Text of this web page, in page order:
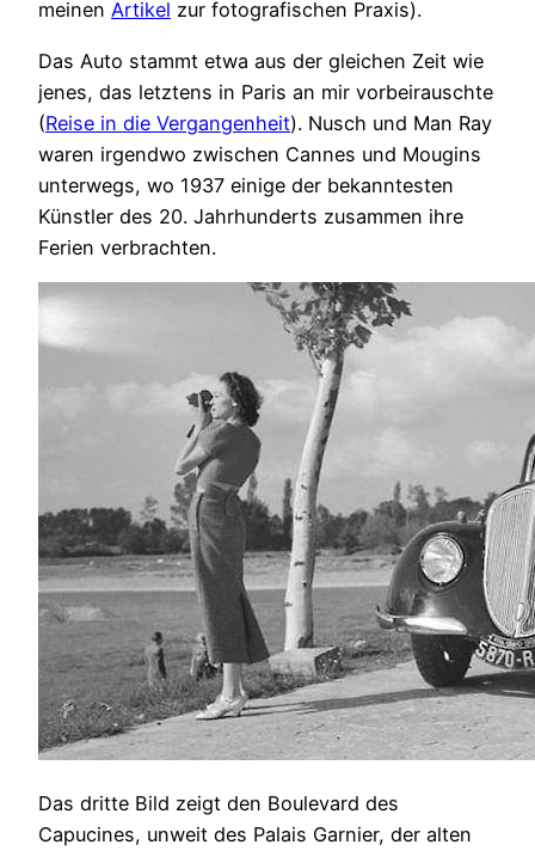
meinen Artikel zur fotografischen Praxis).
Das Auto stammt etwa aus der gleichen Zeit wie
jenes, das letztens in Paris an mir vorbeirauschte
(Reise in die Vergangenheit). Nusch und Man Ray
waren irgendwo zwischen Cannes und Mougins
unterwegs, wo 1937 einige der bekanntesten
Künstler des 20. Jahrhunderts zusammen ihre
Ferien verbrachten.
Das dritte Bild zeigt den Boulevard des
Capucines, unweit des Palais Garnier, der alten